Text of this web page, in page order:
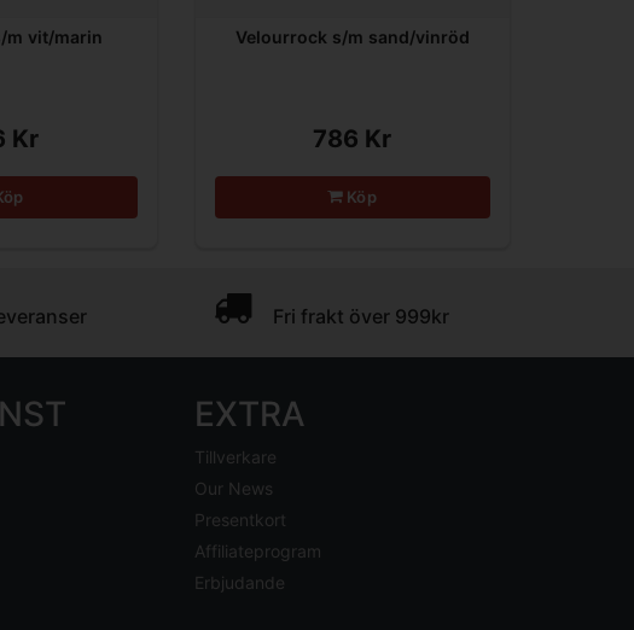
m vit/marin
Kr
Velourrock s/m sand/vinröd
786 Kr
Köp
Fri frakt över 999kr
EXTRA
Tillverkare
Our News
Presentkort
Affiliateprogram
Erbjudande